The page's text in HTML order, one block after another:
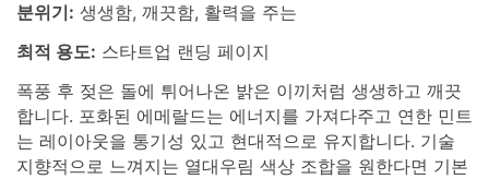
분위기: 생생함, 깨끗함, 활력을 주는
최적 용도: 스타트업 랜딩 페이지
폭풍 후 젖은 돌에 튀어나온 밝은 이끼처럼 생생하고 깨끗
합니다. 포화된 에메랄드는 에너지를 가져다주고 연한 민트
는 레이아웃을 통기성 있고 현대적으로 유지합니다. 기술
지향적으로 느껴지는 열대우림 색상 조합을 원한다면 기본